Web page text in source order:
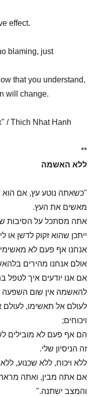
effect.
blaming, just
that you understand,
will change.
/ Thich Nhat Hanh
**
ללא האשמה
"כשאתה נוטע עץ, אם הוא
מאשים את העץ.
אתה מסתכל על הסיבות
ייתכן שהוא זקוק לדשן
אנחנו אף פעם לא
אולם אנחנו מהירים
אם אנו יודעים איך לטפל
להאשמה אין שום השפעה
לעולם אל תאשימו,
ויכוחים;
הם אף פעם לא מובילים
זה הניסיון שלי.
ללא ויכוח, ללא שכנוע,
אם אתה מבין, ואתה
והמצב ישתנה."